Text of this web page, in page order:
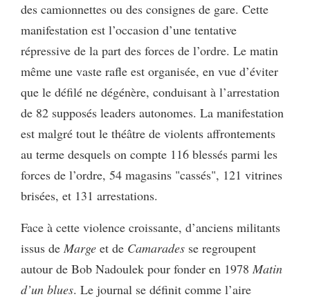
des camionnettes ou des consignes de gare. Cette
manifestation est l’occasion d’une tentative
répressive de la part des forces de l’ordre. Le matin
même une vaste rafle est organisée, en vue d’éviter
que le défilé ne dégénère, conduisant à l’arrestation
de 82 supposés leaders autonomes. La manifestation
est malgré tout le théâtre de violents affrontements
au terme desquels on compte 116 blessés parmi les
forces de l’ordre, 54 magasins "cassés", 121 vitrines
brisées, et 131 arrestations.
Face à cette violence croissante, d’anciens militants
issus de Marge et de Camarades se regroupent
autour de Bob Nadoulek pour fonder en 1978 Matin
d’un blues. Le journal se définit comme l’aire